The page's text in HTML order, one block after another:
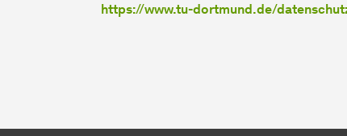
https://www.tu-dortmund.de/